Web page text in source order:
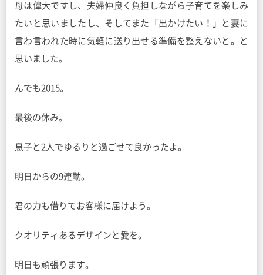
母は偉大ですし、夫婦仲良く負担しながら子育てを楽しみ
たいと思いましたし、そしてまた「出かけたい！」と妻に
言わ言われた時に気軽に送り出せる準備を整えないと。と
思いました。
んでも2015。
最後の休み。
息子と2人でゆるりと過ごせて良かったよ。
明日からの9連勤。
君の力も借りてお客様に届けよう。
クオリティあるデザインと愛を。
明日も頑張ります。